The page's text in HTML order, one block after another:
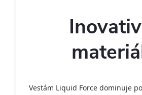
Vestám Liquid Force dominuje